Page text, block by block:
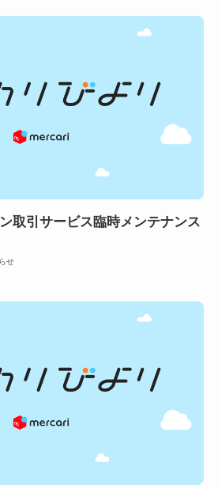
取引サービス臨時メンテナンス
せ